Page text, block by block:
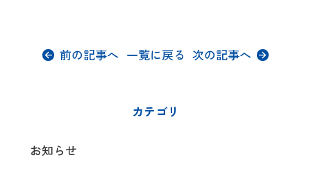
カテゴリ
お知らせ
前の記事へ 一覧に戻る 次の記事へ